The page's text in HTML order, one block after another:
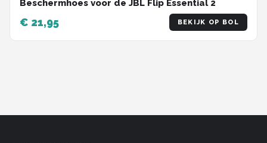
Beschermhoes voor de JBL Flip Essential 2
€ 21,95 BEKIJK OP BOL